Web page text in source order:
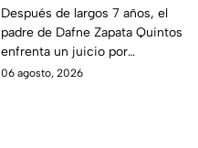
por presunto abuso
cometido en 2019 en
Tamaulipas
Después de largos 7 años, el
padre de Dafne Zapata Quintos
enfrenta un juicio por
presuntamente abusar de la
06 agosto, 2026